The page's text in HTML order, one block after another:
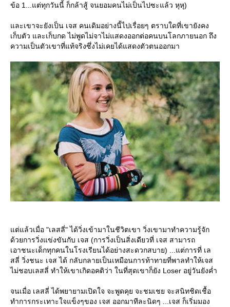
ข้อ 1...แต่ทุกวันนี้ ก็กล้าสู้ จนยอมคนไม่เป็นไปซะแล้ว หุหุ)
ละเขาจะยังเป็น เจส คนเดิมอย่างนี้ไปเรื่อยๆ ตราบใดที่เขายังคง
เก็บตัว และเก็บกด ไม่พูดไม่จาไม่แสดงออกต่อคนบนโลกภายนอก ถึง
ความเป็นตัวเขาที่แท้จริงซึ่งไม่เคยได้แสดงตัวตนออกมา
ต่แล้วเมื่อ "เลสลี่" ได้วิ่งเข้ามาในชีวิตเขา วิ่งเขามาทำความรู้จัก
ด้วยการวิ่งแข่งขันกับ เจส (การวิ่งเป็นสิ่งเดียวที่ เจส สามารถ
เอาชนะเด็กทุกคนในโรงเรียนได้อย่างสะดวกสบาย) ...แต่การที่ เล
สลี่ วิ่งชนะ เจส ได้ กลับกลายเป็นเหมือนการท้าทายที่พาลทำให้เจส
ไม่ชอบเลสลี่ ทำให้เขาเกิดอคติว่า ในที่สุดเขาก็ยัง Loser อยู่วันยังค่ำ
จนเมื่อ เลสลี่ ได้พยายามเปิดใจ จะพูดคุย จะชมเชย จะสนิทชิดเชื้อ
ทำการกระเทาะใจแข็งๆของ เจส ออกมาทีละนิดๆ ...เจส ก็เริ่มมอง